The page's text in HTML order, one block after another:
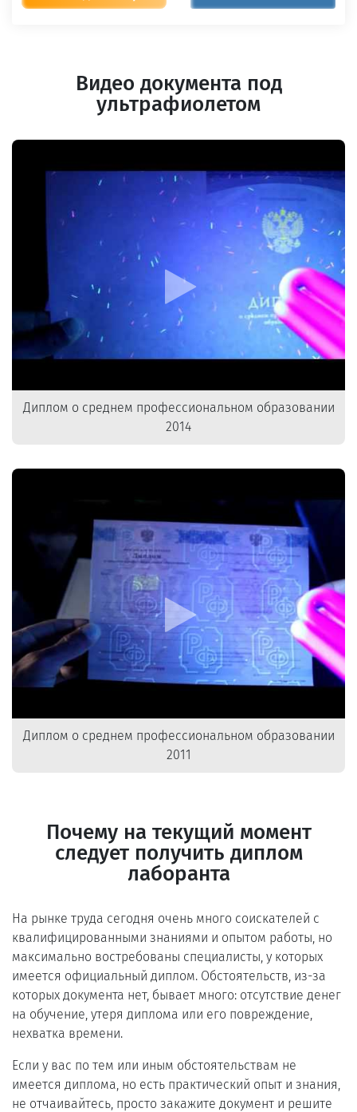
Видео документа под
ультрафиолетом
Диплом о среднем профессиональном образовании
2014
Диплом о среднем профессиональном образовании
2011
Почему на текущий момент
следует получить диплом
лаборанта
На рынке труда сегодня очень много соискателей с
квалифицированными знаниями и опытом работы, но
максимально востребованы специалисты, у которых
имеется официальный диплом. Обстоятельств, из-за
которых документа нет, бывает много: отсутствие денег
на обучение, утеря диплома или его повреждение,
нехватка времени.
Если у вас по тем или иным обстоятельствам не
имеется диплома, но есть практический опыт и знания,
не отчаивайтесь, просто закажите документ и решите